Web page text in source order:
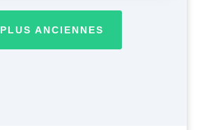
PLUS ANCIENNES